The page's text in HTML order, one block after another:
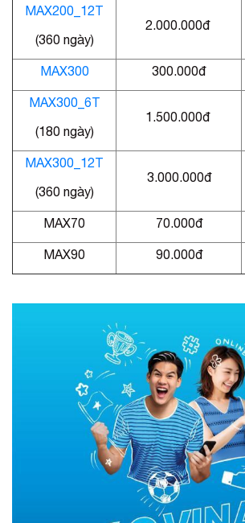
MAX200_12T
(360 ngày)
2.000.000đ
MAX300 300.000đ
MAX300_6T
(180 ngày)
1.500.000đ
MAX300_12T
(360 ngày)
3.000.000đ
MAX70 70.000đ
MAX90 90.000đ